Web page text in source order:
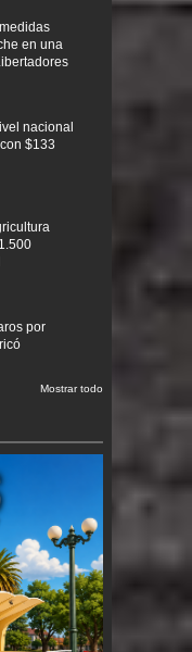
en una
nacional
$133
por
Mostrar todo